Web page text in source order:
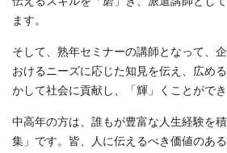
ます。
そして、熟年セミナーの講師となって、
おけるニーズに応じた知見を伝え、広め
かして社会に貢献し、「輝」くことができ
中高年の方は、誰もが豊富な人生経験を
集」です。皆、人に伝えるべき価値のあ